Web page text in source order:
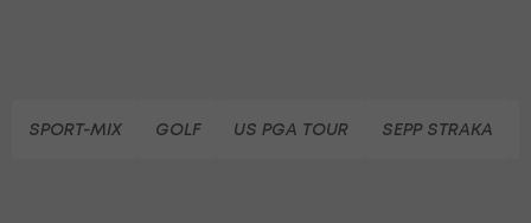
SPORT-MIX GOLF US PGA TOUR SEPP STRAKA